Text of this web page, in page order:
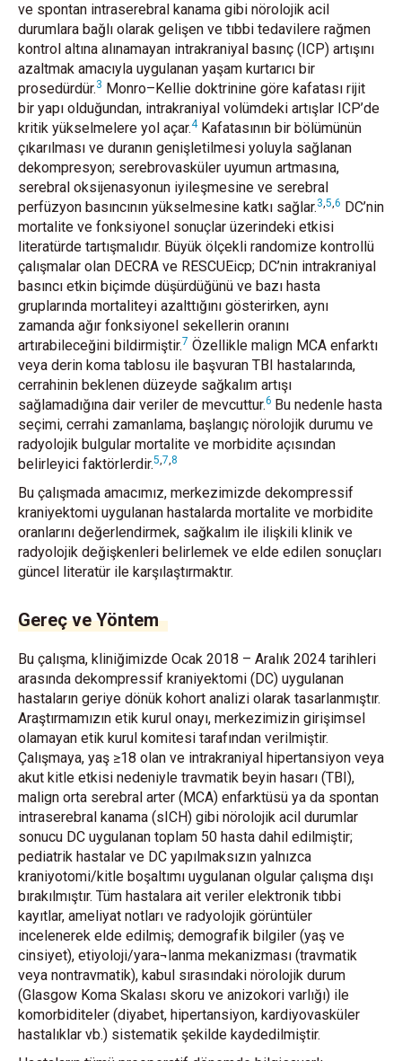
ve spontan intraserebral kanama gibi nörolojik acil
durumlara bağlı olarak gelişen ve tıbbi tedavilere rağmen
kontrol altına alınamayan intrakraniyal basınç (ICP) artışını
azaltmak amacıyla uygulanan yaşam kurtarıcı bir
prosedürdür.3 Monro–Kellie doktrinine göre kafatası rijit
bir yapı olduğundan, intrakraniyal volümdeki artışlar ICP’de
kritik yükselmelere yol açar.4Kafatasının bir bölümünün
çıkarılması ve duranın genişletilmesi yoluyla sağlanan
dekompresyon; serebrovasküler uyumun artmasına,
serebral oksijenasyonun iyileşmesine ve serebral
perfüzyon basıncının yükselmesine katkı sağlar.3,5,6 DC’nin
mortalite ve fonksiyonel sonuçlar üzerindeki etkisi
literatürde tartışmalıdır. Büyük ölçekli randomize kontrollü
çalışmalar olan DECRA ve RESCUEicp; DC’nin intrakraniyal
basıncı etkin biçimde düşürdüğünü ve bazı hasta
gruplarında mortaliteyi azalttığını gösterirken, aynı
zamanda ağır fonksiyonel sekellerin oranını
artırabileceğini bildirmiştir.7 Özellikle malign MCA enfarktı
veya derin koma tablosu ile başvuran TBI hastalarında,
cerrahinin beklenen düzeyde sağkalım artışı
sağlamadığına dair veriler de mevcuttur.6 Bu nedenle hasta
seçimi, cerrahi zamanlama, başlangıç nörolojik durumu ve
radyolojik bulgular mortalite ve morbidite açısından
belirleyici faktörlerdir.5,7,8
Bu çalışmada amacımız, merkezimizde dekompressif
kraniyektomi uygulanan hastalarda mortalite ve morbidite
oranlarını değerlendirmek, sağkalım ile ilişkili klinik ve
radyolojik değişkenleri belirlemek ve elde edilen sonuçları
güncel literatür ile karşılaştırmaktır.
Gereç ve Yöntem
Bu çalışma, kliniğimizde Ocak 2018 – Aralık 2024 tarihleri
arasında dekompressif kraniyektomi (DC) uygulanan
hastaların geriye dönük kohort analizi olarak tasarlanmıştır.
Araştırmamızın etik kurul onayı, merkezimizin girişimsel
olamayan etik kurul komitesi tarafından verilmiştir.
Çalışmaya, yaş ≥18 olan ve intrakraniyal hipertansiyon veya
akut kitle etkisi nedeniyle travmatik beyin hasarı (TBI),
malign orta serebral arter (MCA) enfarktüsü ya da spontan
intraserebral kanama (sICH) gibi nörolojik acil durumlar
sonucu DC uygulanan toplam 50 hasta dahil edilmiştir;
pediatrik hastalar ve DC yapılmaksızın yalnızca
kraniyotomi/kitle boşaltımı uygulanan olgular çalışma dışı
bırakılmıştır. Tüm hastalara ait veriler elektronik tıbbi
kayıtlar, ameliyat notları ve radyolojik görüntüler
incelenerek elde edilmiş; demografik bilgiler (yaş ve
cinsiyet), etiyoloji/yara¬lanma mekanizması (travmatik
veya nontravmatik), kabul sırasındaki nörolojik durum
(Glasgow Koma Skalası skoru ve anizokori varlığı) ile
komorbiditeler (diyabet, hipertansiyon, kardiyovasküler
hastalıklar vb.) sistematik şekilde kaydedilmiştir.